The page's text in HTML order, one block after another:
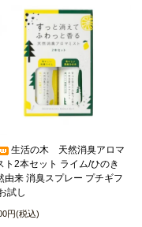
生活の木 天然消臭アロマ
ト2本セット ライム/ひのき
由来 消臭スプレー プチギフ
試し
円(税込)